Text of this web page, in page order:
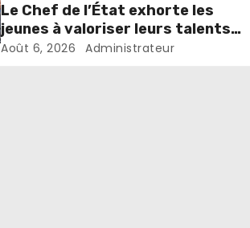
Le Chef de l’État exhorte les
jeunes à valoriser leurs talents
pour accélérer le
Août 6, 2026 Administrateur